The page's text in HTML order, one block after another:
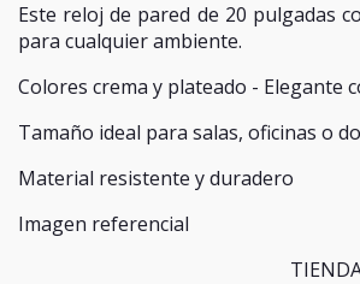
Este reloj de pared de 20 pulgadas
para cualquier ambiente.
Colores crema y plateado - Elegante
Tamaño ideal para salas, oficinas o
Material resistente y duradero
Imagen referencial